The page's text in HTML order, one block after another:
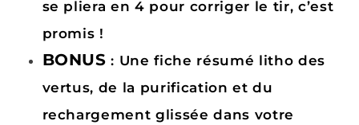
se pliera en 4 pour corriger le tir, c’est
promis !
BONUS : Une fiche résumé litho des
vertus, de la purification et du
rechargement glissée dans votre